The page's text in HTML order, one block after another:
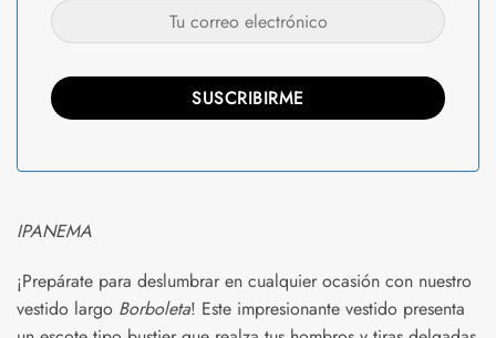
IPANEMA
¡Prepárate para deslumbrar en cualquier ocasión con nuestro
vestido largo Borboleta! Este impresionante vestido presenta